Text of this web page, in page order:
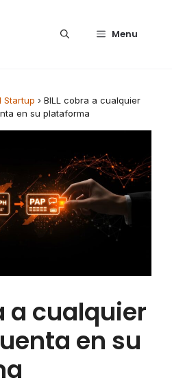
Menu
Startup › BILL cobra a cualquier
en su plataforma
a cualquier
en su